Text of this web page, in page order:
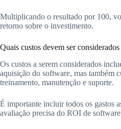
Multiplicando o resultado por 100,
retorno sobre o investimento.
Quais custos devem ser
Os custos a serem considerados
aquisição do software, mas também
treinamento, manutenção e suporte.
É importante incluir todos os gastos
avaliação precisa do ROI de